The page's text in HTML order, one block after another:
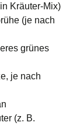
Kräuter-Mix)
(je nach
grünes
je nach
(z. B.